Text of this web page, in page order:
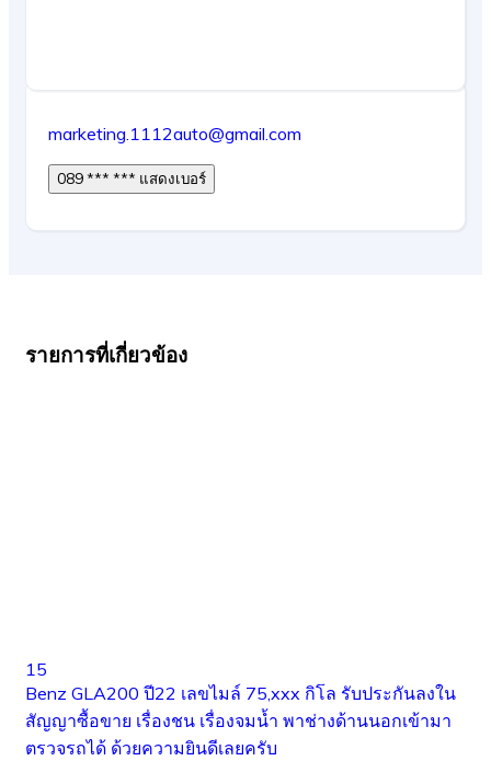
marketing.1112auto@gmail.com
089 *** *** แสดงเบอร์
รายการที่เกี่ยวข้อง
15
Benz GLA200 ปี22 เลขไมล์ 75,xxx กิโล รับประกันลงใน
สัญญาซื้อขาย เรื่องชน เรื่องจมน้ำ พาช่างด้านนอกเข้ามา
ตรวจรถได้ ด้วยความยินดีเลยครับ